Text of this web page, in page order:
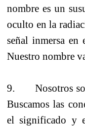
nombre es un
oculto en la
señal inmersa
Nuestro nombre
9. Nosotros
Buscamos las
el significado y